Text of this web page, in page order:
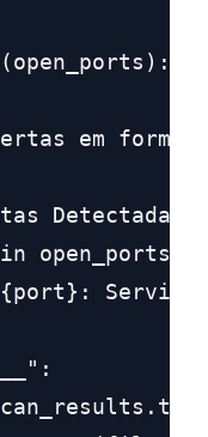
em
Serviço